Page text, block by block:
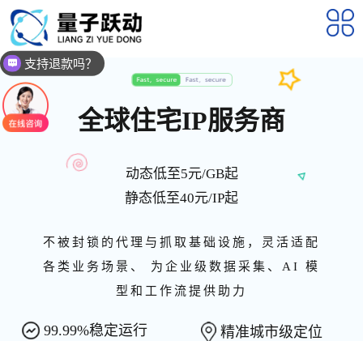
全球住宅IP服务商
动态低至5元/GB起
静态低至40元/IP起
不被封锁的代理与抓取基础设施，灵活适配
各类业务场景、 为企业级数据采集、AI 模
型和工作流提供助力
99.99%稳定运行 精准城市级定位
支持退款吗？